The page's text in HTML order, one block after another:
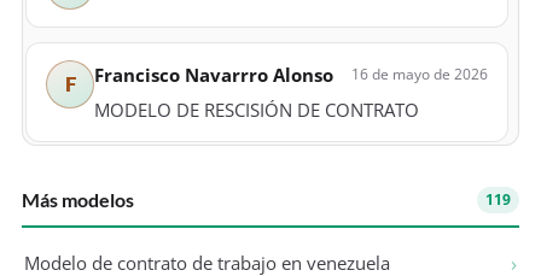
F Francisco Navarrro Alonso 16 de mayo de 2026
MODELO DE RESCISIÓN DE CONTRATO
Más modelos 119
Modelo de contrato de trabajo en venezuela